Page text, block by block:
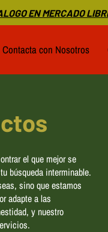
EN MERCADO
Contacta con Nosotros
el que mejor se
búsqueda interminable.
sino que estamos
adapte a las
y nuestro